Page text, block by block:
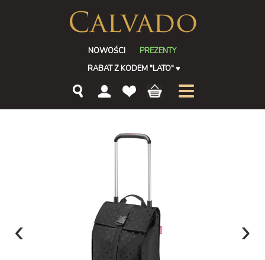
NOWOŚCI
PREZENTY
RABAT Z KODEM "LATO"♥
‹ ›